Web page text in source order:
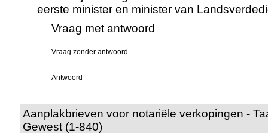
eerste minister en minister van
Vraag met antwoord
Vraag zonder antwoord
Antwoord
Aanplakbrieven voor notariële verkopingen -
Gewest (1-840)